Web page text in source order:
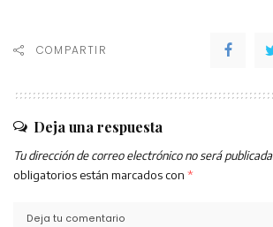
COMPARTIR
Deja una respuesta
Tu dirección de correo electrónico no será publicada.
obligatorios están marcados con *